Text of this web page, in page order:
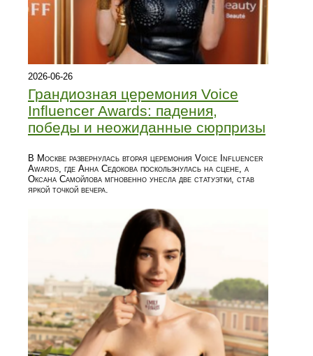
2026-06-26
Грандиозная церемония Voice
Influencer Awards: падения,
победы и неожиданные сюрпризы
В Москве развернулась вторая церемония Voice Influencer
Awards, где Анна Седокова поскользнулась на сцене, а
Оксана Самойлова мгновенно унесла две статуэтки, став
яркой точкой вечера.